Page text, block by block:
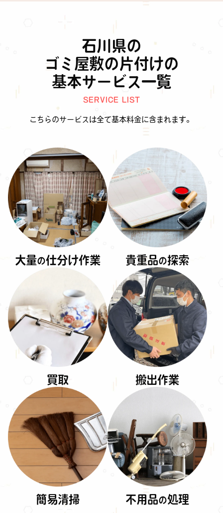
石川県の
ゴミ屋敷の片付けの
基本サービス一覧
SERVICE LIST
こちらのサービスは全て基本料金に含まれます。
大量の仕分け作業 貴重品の探索
買取 搬出作業
簡易清掃 不用品の処理